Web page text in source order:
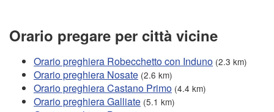
Orario pregare per città vicine
Orario preghiera Robecchetto con Induno (2.3 km)
Orario preghiera Nosate (2.6 km)
Orario preghiera Castano Primo (4.4 km)
Orario preghiera Galliate (5.1 km)